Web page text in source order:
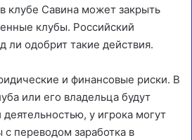
клубе Савина может закрыть
клубы. Российский
ли одобрит такие действия.
и финансовые риски. В
или его владельца будут
у игрока могут
переводом заработка в